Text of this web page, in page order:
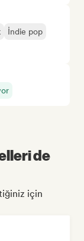
İndie pop
de
için